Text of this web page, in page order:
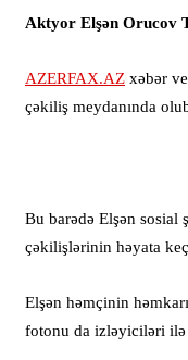
Aktyor Elşən Orucov
AZERFAX.AZ xəbər
çəkiliş meydanında
Bu barədə Elşən sosial
çəkilişlərinin həyata
Elşən həmçinin
fotonu da izləyiciləri ilə